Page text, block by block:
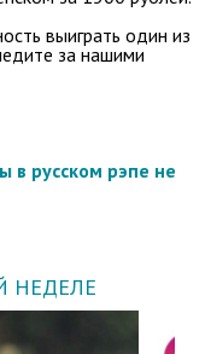
выиграть один из
за нашими
в русском рэпе не
НЕДЕЛЕ